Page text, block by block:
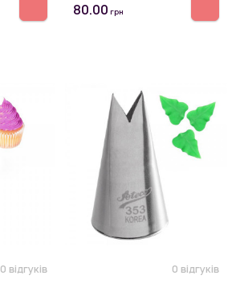
80.00 грн
0 відгуків 0 відгуків